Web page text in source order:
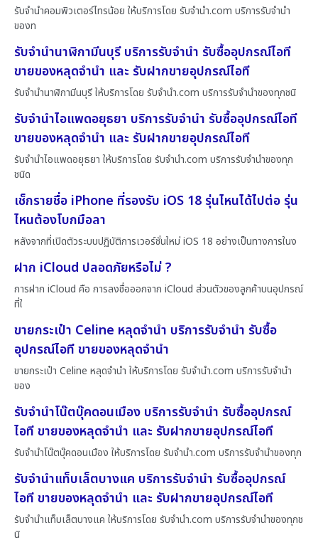
รับจำนำคอมพิวเตอร์ไทรน้อย ให้บริการโดย รับจํานํา.com บริการรับจำนำ
ของท
รับจำนำนาฬิกามีนบุรี บริการรับจำนำ รับซื้ออุปกรณ์ไอที
ขายของหลุดจำนำ และ รับฝากขายอุปกรณ์ไอที
รับจำนำนาฬิกามีนบุรี ให้บริการโดย รับจํานํา.com บริการรับจำนำของทุกชนิ
รับจำนำไอแพดอยุธยา บริการรับจำนำ รับซื้ออุปกรณ์ไอที
ขายของหลุดจำนำ และ รับฝากขายอุปกรณ์ไอที
รับจำนำไอแพดอยุธยา ให้บริการโดย รับจํานํา.com บริการรับจำนำของทุก
ชนิด
เช็กรายชื่อ iPhone ที่รองรับ iOS 18 รุ่นไหนได้ไปต่อ รุ่น
ไหนต้องโบกมือลา
หลังจากที่เปิดตัวระบบปฏิบัติการเวอร์ชั่นใหม่ iOS 18 อย่างเป็นทางการในง
ฝาก iCloud ปลอดภัยหรือไม่ ?
การฝาก iCloud คือ การลงชื่อออกจาก iCloud ส่วนตัวของลูกค้าบนอุปกรณ์
ที่ใ
ขายกระเป๋า Celine หลุดจำนำ บริการรับจำนำ รับซื้อ
อุปกรณ์ไอที ขายของหลุดจำนำ
ขายกระเป๋า Celine หลุดจำนำ ให้บริการโดย รับจํานํา.com บริการรับจำนำ
ของ
รับจำนำโน๊ตบุ๊คดอนเมือง บริการรับจำนำ รับซื้ออุปกรณ์
ไอที ขายของหลุดจำนำ และ รับฝากขายอุปกรณ์ไอที
รับจำนำโน๊ตบุ๊คดอนเมือง ให้บริการโดย รับจํานํา.com บริการรับจำนำของทุก
รับจำนำแท็บเล็ตบางแค บริการรับจำนำ รับซื้ออุปกรณ์
ไอที ขายของหลุดจำนำ และ รับฝากขายอุปกรณ์ไอที
รับจำนำแท็บเล็ตบางแค ให้บริการโดย รับจํานํา.com บริการรับจำนำของทุกช
นิ